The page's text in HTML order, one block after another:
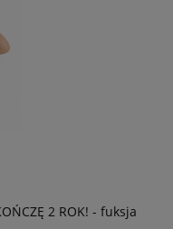
2 ROK! - fuksja